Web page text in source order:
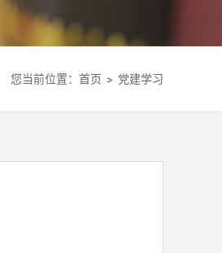
您当前位置： 首页 党建学习